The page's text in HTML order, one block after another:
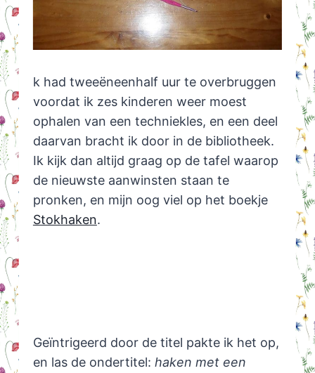
k had tweeëneenhalf uur te overbruggen
voordat ik zes kinderen weer moest
ophalen van een techniekles, en een deel
daarvan bracht ik door in de bibliotheek.
Ik kijk dan altijd graag op de tafel waarop
de nieuwste aanwinsten staan te
pronken, en mijn oog viel op het boekje
Stokhaken.
Geïntrigeerd door de titel pakte ik het op,
en las de ondertitel: haken met een